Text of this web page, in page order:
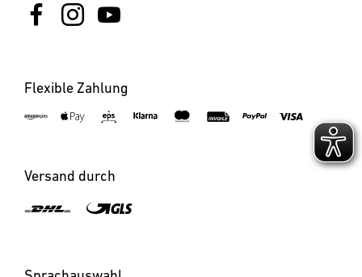
Flexible Zahlung
Versand durch